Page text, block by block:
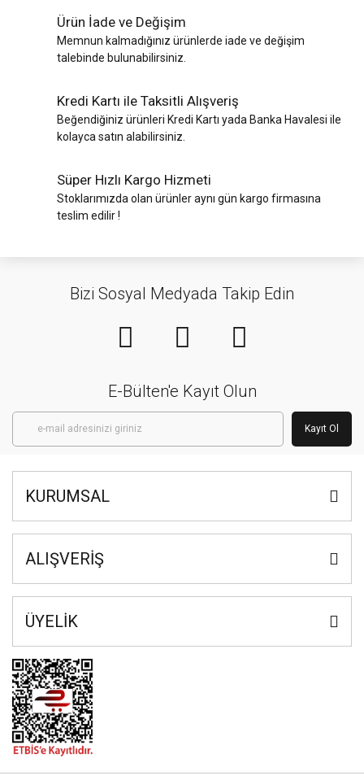
Ürün İade ve Değişim
Memnun kalmadığınız ürünlerde iade ve değişim
talebinde bulunabilirsiniz.
Kredi Kartı ile Taksitli Alışveriş
Beğendiğiniz ürünleri Kredi Kartı yada Banka Havalesi ile
kolayca satın alabilirsiniz.
Süper Hızlı Kargo Hizmeti
Stoklarımızda olan ürünler aynı gün kargo firmasına
teslim edilir !
Bizi Sosyal Medyada Takip Edin
E-Bülten'e Kayıt Olun
Kayıt Ol
KURUMSAL
ALIŞVERİŞ
ÜYELİK